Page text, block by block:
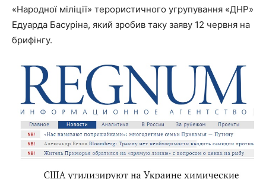
«Народної міліції» терористичного угрупування «ДНР»
Едуарда Басуріна, який зробив таку заяву 12 червня на
брифінгу.